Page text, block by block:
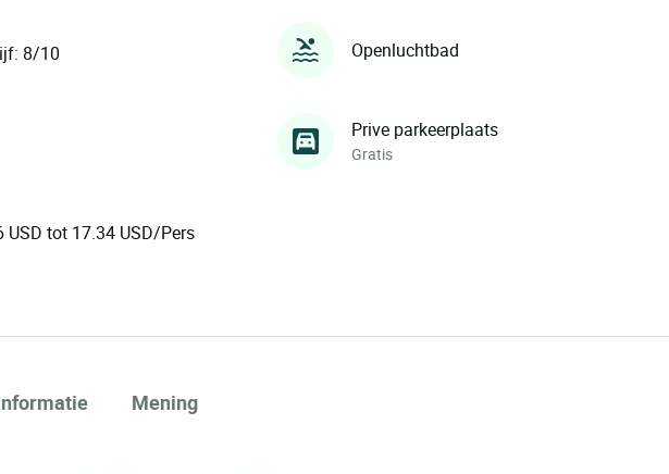
8/10 Openluchtbad
Prive parkeerplaats
Gratis
USD tot 17.34 USD/Pers
Mening